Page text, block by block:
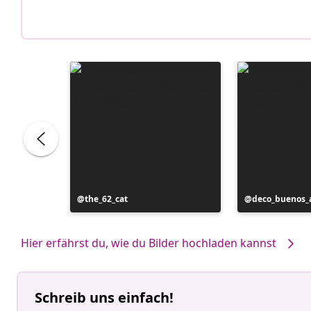
Beitrag
veröffentlicht
the_62_cat
Beitrag
veröffentlicht
Hier erfährst du, wie du Bilder hochladen kannst
Schreib uns einfach!